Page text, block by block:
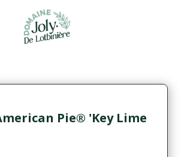
Pie® 'Key Lime